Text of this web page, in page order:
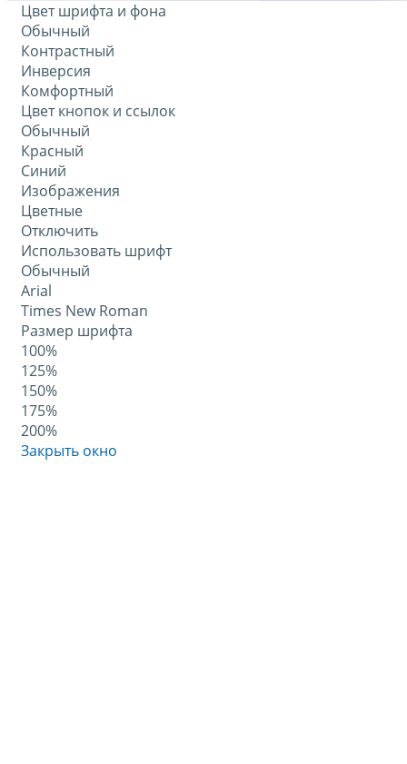
Цвет шрифта и фона
Обычный
Контрастный
Инверсия
Комфортный
Цвет кнопок и ссылок
Обычный
Красный
Синий
Изображения
Цветные
Отключить
Использовать шрифт
Обычный
Arial
Times New Roman
Размер шрифта
100%
125%
150%
175%
200%
Закрыть окно